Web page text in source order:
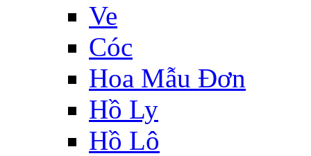
Ve
Cóc
Hoa Mẫu Đơn
Hồ Ly
Hồ Lô